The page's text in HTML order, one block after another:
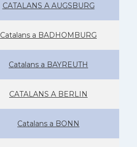
CATALANS A AUGSBURG
Catalans a BADHOMBURG
Catalans a BAYREUTH
CATALANS A BERLIN
Catalans a BONN